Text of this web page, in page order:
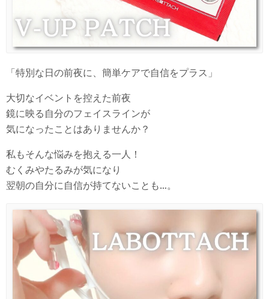
「特別な日の前夜に、簡単ケアで自信をプラス」
大切なイベントを控えた前夜
鏡に映る自分のフェイスラインが
気になったことはありませんか？
私もそんな悩みを抱える一人！
むくみやたるみが気になり
翌朝の自分に自信が持てないことも…。